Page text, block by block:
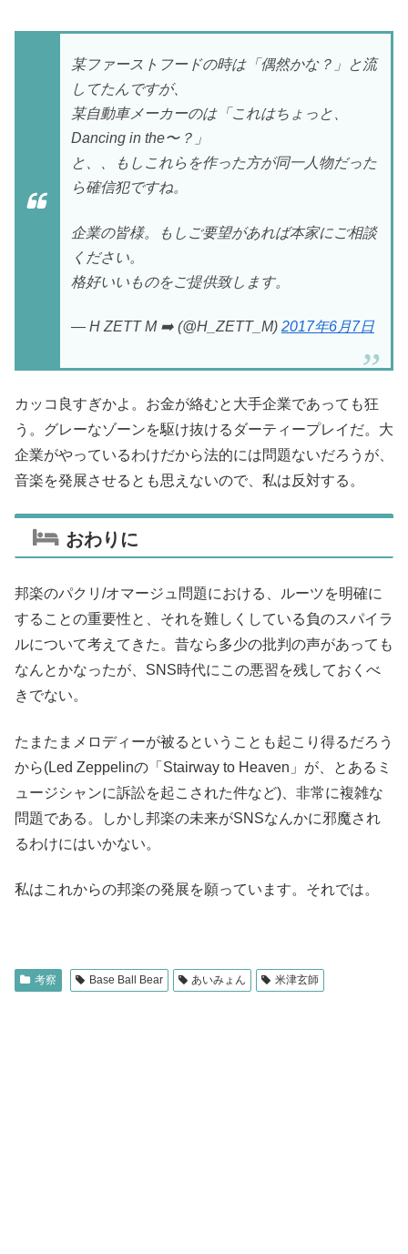
某ファーストフードの時は「偶然かな？」と流
してたんですが、
某自動車メーカーのは「これはちょっと、
Dancing in the〜？」
と、、もしこれらを作った方が同一人物だった
ら確信犯ですね。
企業の皆様。もしご要望があれば本家にご相談
ください。
格好いいものをご提供致します。
— H ZETT M ➡️ (@H_ZETT_M) 2017年6月7日
カッコ良すぎかよ。お金が絡むと大手企業であっても狂
う。グレーなゾーンを駆け抜けるダーティープレイだ。大
企業がやっているわけだから法的には問題ないだろうが、
音楽を発展させるとも思えないので、私は反対する。
おわりに
邦楽のパクリ/オマージュ問題における、ルーツを明確に
することの重要性と、それを難しくしている負のスパイラ
ルについて考えてきた。昔なら多少の批判の声があっても
なんとかなったが、SNS時代にこの悪習を残しておくべ
きでない。
たまたまメロディーが被るということも起こり得るだろう
から(Led Zeppelinの「Stairway to Heaven」が、とあるミ
ュージシャンに訴訟を起こされた件など)、非常に複雑な
問題である。しかし邦楽の未来がSNSなんかに邪魔され
るわけにはいかない。
私はこれからの邦楽の発展を願っています。それでは。
考察 Base Ball Bear あいみょん 米津玄師